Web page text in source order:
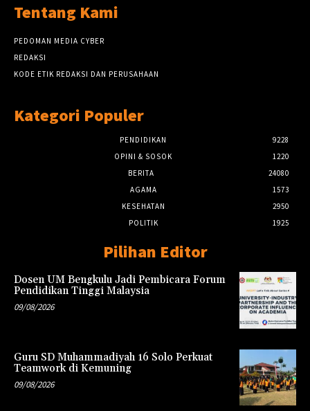
Tentang Kami
PEDOMAN MEDIA CYBER
REDAKSI
KODE ETIK REDAKSI DAN PERUSAHAAN
Kategori Populer
PENDIDIKAN
9228
OPINI & SOSOK
1220
BERITA
24080
AGAMA
1573
KESEHATAN
2950
POLITIK
1925
Pilihan Editor
Dosen UM Bengkulu Jadi Pembicara Forum
Pendidikan Tinggi Malaysia
09/08/2026
Guru SD Muhammadiyah 16 Solo Perkuat
Teamwork di Kemuning
09/08/2026